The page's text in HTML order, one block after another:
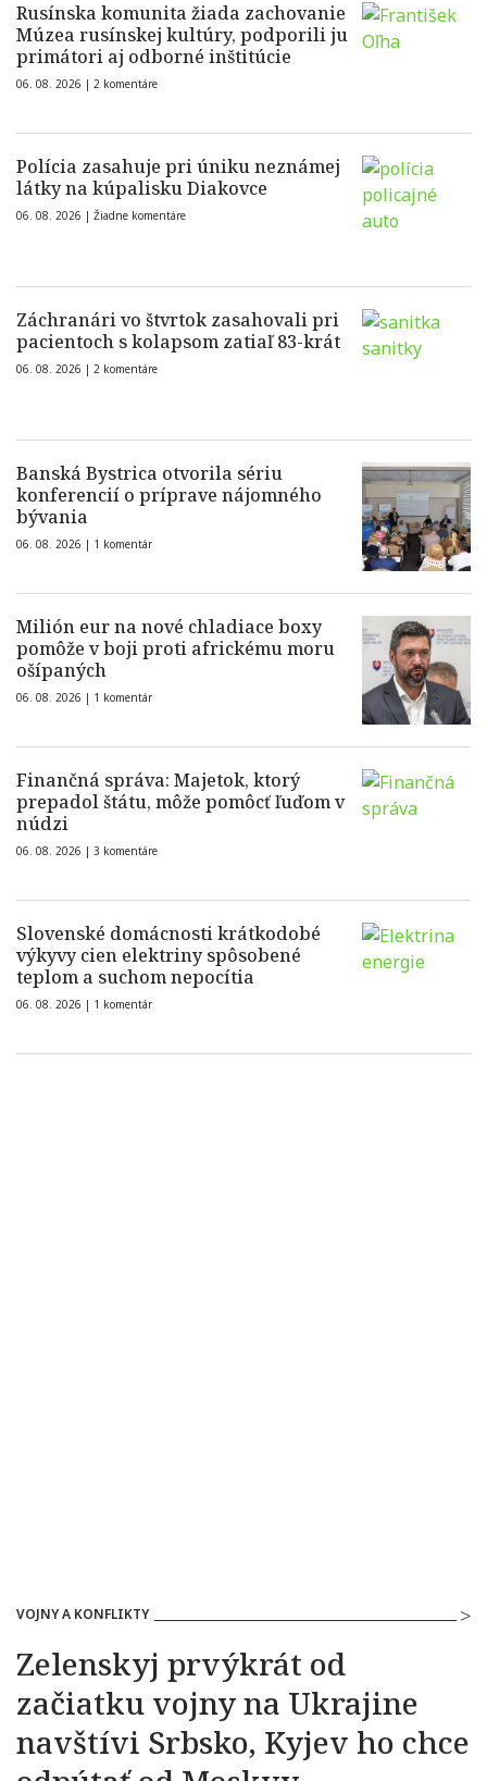
Rusínska komunita žiada zachovanie
Múzea rusínskej kultúry, podporili ju
primátori aj odborné inštitúcie
06. 08. 2026 | 2 komentáre
Polícia zasahuje pri úniku neznámej
látky na kúpalisku Diakovce
06. 08. 2026 | Žiadne komentáre
Záchranári vo štvrtok zasahovali pri
pacientoch s kolapsom zatiaľ 83-krát
06. 08. 2026 | 2 komentáre
Banská Bystrica otvorila sériu
konferencií o príprave nájomného
bývania
06. 08. 2026 | 1 komentár
Milión eur na nové chladiace boxy
pomôže v boji proti africkému moru
ošípaných
06. 08. 2026 | 1 komentár
Finančná správa: Majetok, ktorý
prepadol štátu, môže pomôcť ľuďom v
núdzi
06. 08. 2026 | 3 komentáre
Slovenské domácnosti krátkodobé
výkyvy cien elektriny spôsobené
teplom a suchom nepocítia
06. 08. 2026 | 1 komentár
VOJNY A KONFLIKTY
Zelenskyj prvýkrát od
začiatku vojny na Ukrajine
navštívi Srbsko, Kyjev ho chce